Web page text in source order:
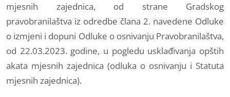
mjesnih zajednica, od strane Gradskog
pravobranilaštva iz odredbe člana 2. navedene Odluke
o izmjeni i dopuni Odluke o osnivanju Pravobranilaštva,
od 22.03.2023. godine, u pogledu usklađivanja opštih
akata mjesnih zajednica (odluka o osnivanju i Statuta
mjesnih zajednica).